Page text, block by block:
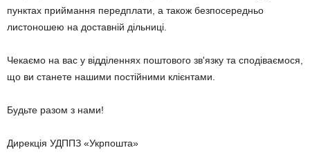
пунктах приймання передплати, а також безпосередньо
листоношею на доставній дільниці.
Чекаємо на вас у відділеннях поштового зв'язку та сподіваємося,
що ви станете нашими постійними клієнтами.
Будьте разом з нами!
Дирекція УДППЗ «Укрпошта»